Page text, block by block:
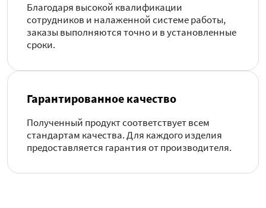
Благодаря высокой квалификации
сотрудников и налаженной системе работы,
заказы выполняются точно и в установленные
сроки.
Гарантированное качество
Полученный продукт соответствует всем
стандартам качества. Для каждого изделия
предоставляется гарантия от производителя.